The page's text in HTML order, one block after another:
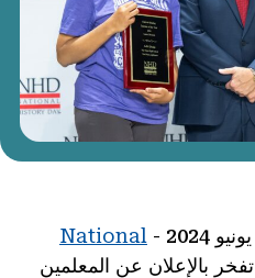
-
National
® (NHD) تفخر بالإعلان عن المعلمين